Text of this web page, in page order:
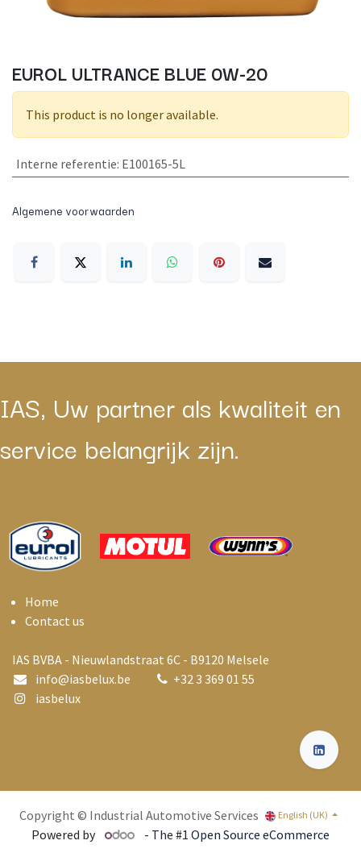
EUROL ULTRANCE BLUE 0W-20
This product is no longer available.
Interne referentie: E100165-5L
Algemene voorwaarden
IAS, Uw partner als kwaliteit en
service belangrijk zijn.
Home
Contact us
IAS BVBA - Nieuwlandstraat 6C - B9120 Melsele
info@iasbelux.be +32 3 369 01 55
iasbelux
Copyright © Industrial Automotive Services English (UK)
Powered by - The #1 Open Source eCommerce